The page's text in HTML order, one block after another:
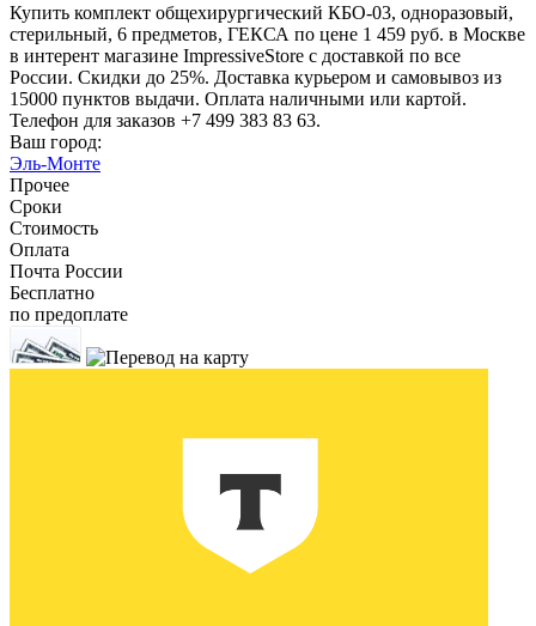
Купить комплект общехирургический КБО-03, одноразовый,
стерильный, 6 предметов, ГЕКСА по цене 1 459 руб. в Москве
в интерент магазине ImpressiveStore с доставкой по все
России. Скидки до 25%. Доставка курьером и самовывоз из
15000 пунктов выдачи. Оплата наличными или картой.
Телефон для заказов +7 499 383 83 63.
Ваш город:
Эль-Монте
Прочее
Сроки
Стоимость
Оплата
Почта России
Бесплатно
по предоплате